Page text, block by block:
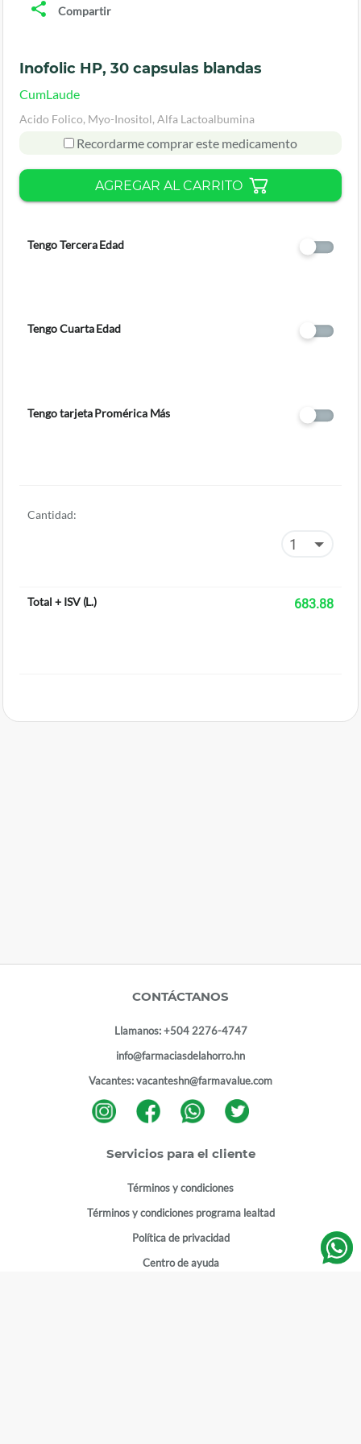
Compartir
Inofolic HP, 30 capsulas blandas
CumLaude
Acido Folico, Myo-Inositol, Alfa Lactoalbumina
Recordarme comprar este medicamento
AGREGAR AL CARRITO
Tengo Tercera Edad
Tengo Cuarta Edad
Tengo tarjeta Promérica Más
Cantidad:
Total + ISV(L.) 683.88
CONTÁCTANOS
Llamanos:+504 2276-4747
info@farmaciasdelahorro.hn
Vacantes:vacanteshn@farmavalue.com
Servicios para el cliente
Términos y condiciones
Términos y condiciones programa lealtad
Política de privacidad
Centro de ayuda